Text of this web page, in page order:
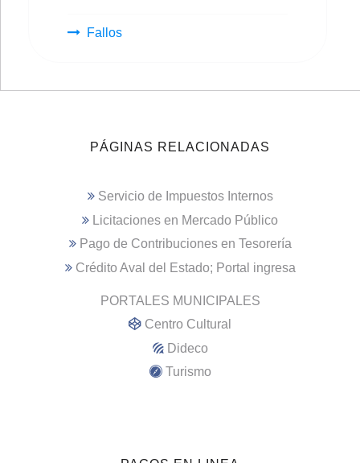
Fallos
PÁGINAS RELACIONADAS
Servicio de Impuestos Internos
Licitaciones en Mercado Público
Pago de Contribuciones en Tesorería
Crédito Aval del Estado; Portal ingresa
PORTALES MUNICIPALES
Centro Cultural
Dideco
Turismo